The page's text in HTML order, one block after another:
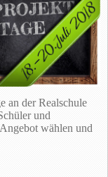
an der Realschule
und
wählen und